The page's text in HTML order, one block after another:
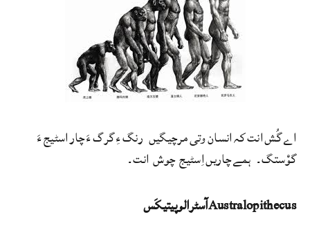
اے گُش انت کہ انسان وتی مرچیگیں رنگ ءِ گرگ ءَ چار اسٹیج ءَ
گوْستگ۔ ہمے چاریں اِسٹیج چوش انت۔
Australopithecusآسٹرالوپیتیکَس